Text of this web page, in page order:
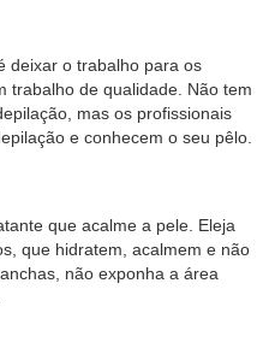
deixar o trabalho para os
trabalho de qualidade. Não tem
mas os profissionais
e conhecem o seu pêlo.
que acalme a pele. Eleja
que hidratem, acalmem e não
não exponha a área